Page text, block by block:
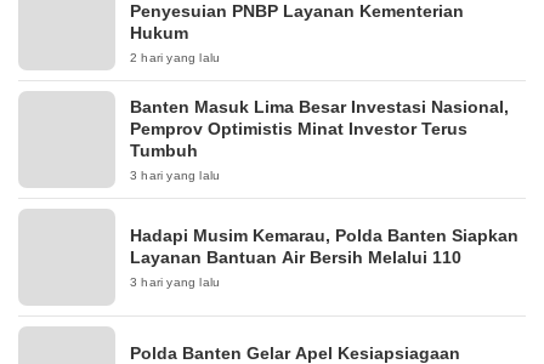
Penyesuian PNBP Layanan Kementerian
Hukum
2 hari yang lalu
Banten Masuk Lima Besar Investasi Nasional,
Pemprov Optimistis Minat Investor Terus
Tumbuh
3 hari yang lalu
Hadapi Musim Kemarau, Polda Banten Siapkan
Layanan Bantuan Air Bersih Melalui 110
3 hari yang lalu
Polda Banten Gelar Apel Kesiapsiagaan